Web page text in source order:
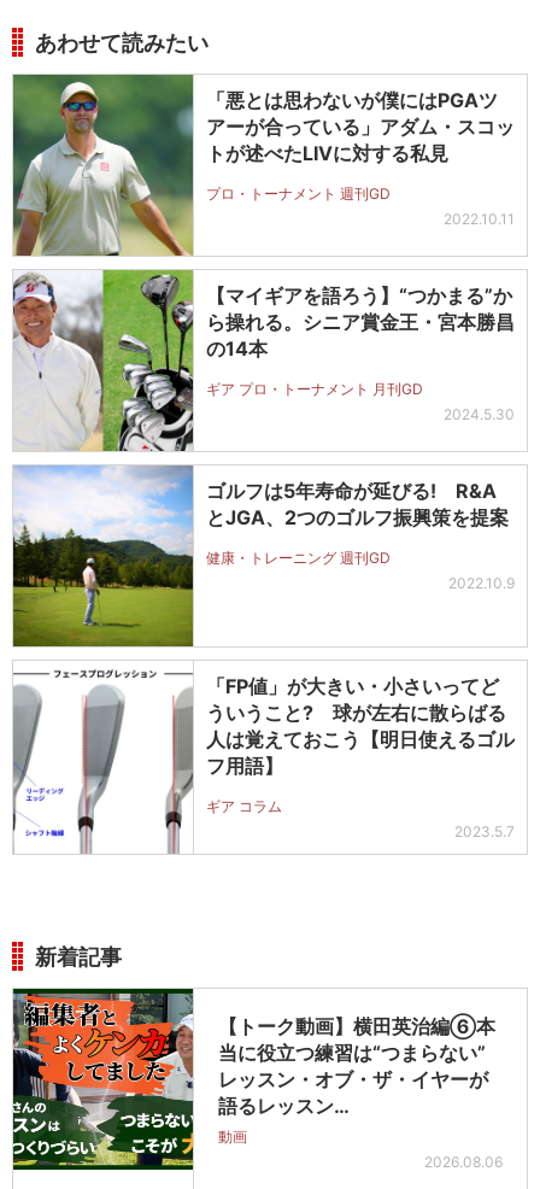
あわせて読みたい
「悪とは思わないが僕にはPGAツ
アーが合っている」アダム・スコッ
トが述べたLIVに対する私見
プロ・トーナメント 週刊GD
2022.10.11
【マイギアを語ろう】“つかまる”か
ら操れる。シニア賞金王・宮本勝昌
の14本
ギア プロ・トーナメント 月刊GD
2024.5.30
ゴルフは5年寿命が延びる! R&A
とJGA、2つのゴルフ振興策を提案
健康・トレーニング 週刊GD
2022.10.9
「FP値」が大きい・小さいってど
ういうこと? 球が左右に散らばる
人は覚えておこう【明日使えるゴル
フ用語】
ギア コラム
2023.5.7
新着記事
【トーク動画】横田英治編⑥本
当に役立つ練習は“つまらない”
レッスン・オブ・ザ・イヤーが
語るレッスン…
動画
2026.08.06